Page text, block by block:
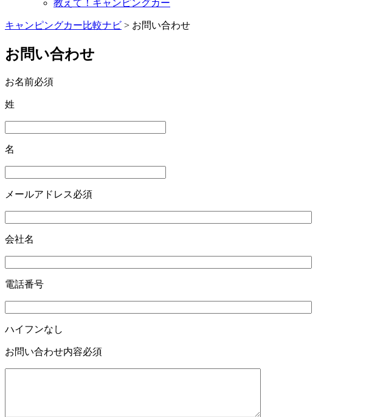
教えて！キャンピングカー
キャンピングカー比較ナビ > お問い合わせ
お問い合わせ
お名前必須
姓
名
メールアドレス必須
会社名
電話番号
ハイフンなし
お問い合わせ内容必須